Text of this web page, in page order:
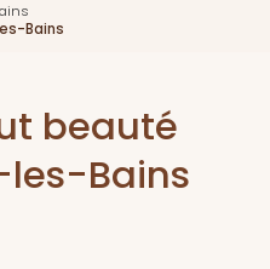
Bains
beauté
Bains